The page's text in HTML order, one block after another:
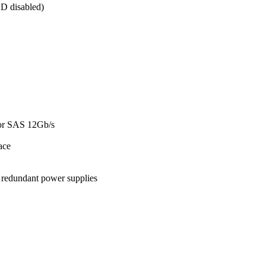
disabled)
SAS 12Gb/s
power supplies